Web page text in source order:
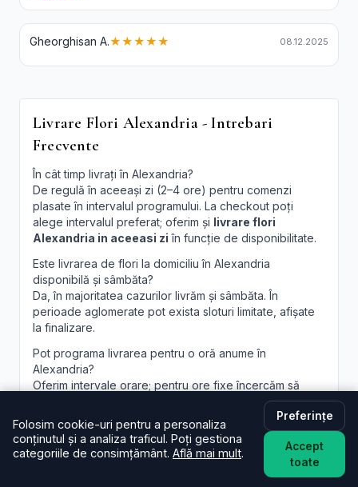
Gheorghisan A.★★★★★ 08.12.2025
Livrare Flori Alexandria - Intrebari
Frecvente
În cât timp livrați în Alexandria?
De regulă în aceeași zi (2–4 ore) pentru comenzi
plasate în intervalul programului. La checkout poți
alege intervalul preferat; oferim și livrare flori
Alexandria in aceeasi zi în funcție de disponibilitate.
Este livrarea de flori la domiciliu în Alexandria
disponibilă și sâmbăta?
Da, în majoritatea cazurilor livrăm și sâmbăta. În
perioade aglomerate pot exista sloturi limitate, afișate
la finalizare.
Pot programa livrarea pentru o oră anume în
Alexandria?
Oferim intervale orare; pentru ore fixe încercăm să
acomodăm cererea, în funcție de traseul curierilor.
Pot adăuga un mesaj personalizat la buchet?
Desigur. Felicitarea este inclusă; scrie mesajul dorit în
câmpul dedicat, iar noi îl vom imprima lizibil. Realizăm și
personalizate, la
Folosim cookie-uri pentru a personaliza
conținutul și a analiza traficul. Poți gestiona
categoriile de consimțământ. Află mai mult.
Preferințe
Accept
toate